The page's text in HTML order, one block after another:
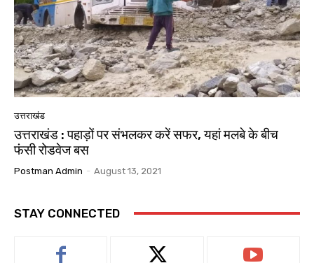
उत्तराखंड
उत्तराखंड : पहाड़ों पर संभलकर करें सफर, यहां मलबे के बीच
फंसी रोडवेज बस
Postman Admin - August 13, 2021
STAY CONNECTED